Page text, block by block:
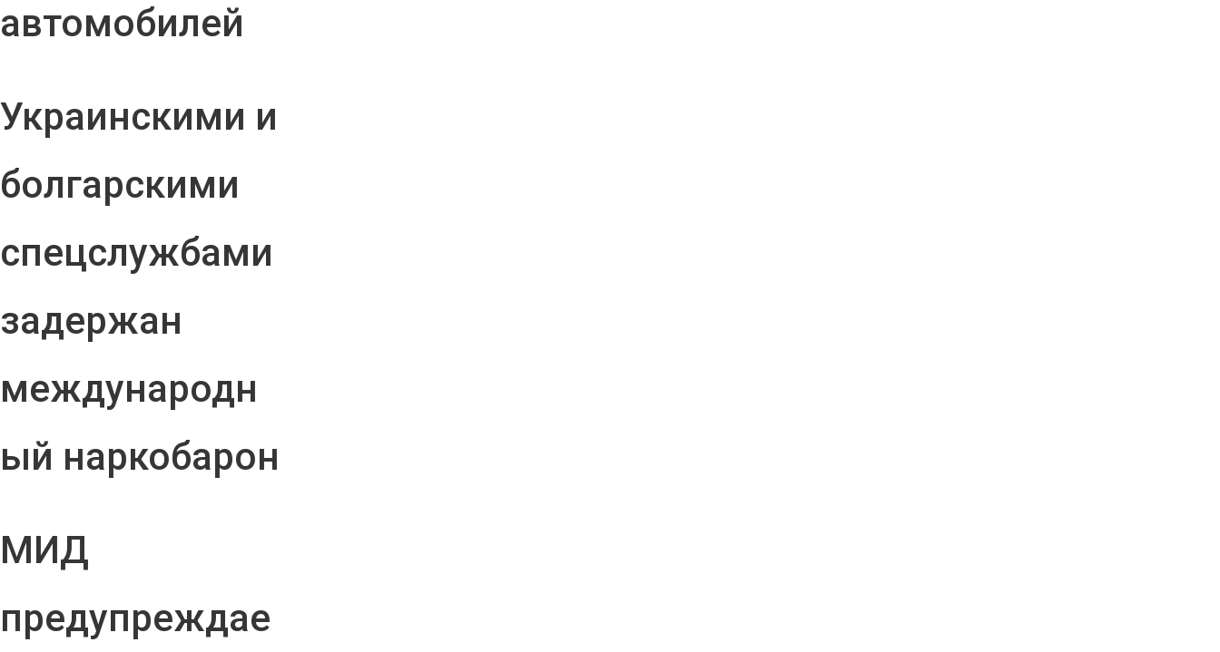
автомобилей
Украинскими и
болгарскими
спецслужбами
задержан
международн
ый наркобарон
МИД
предупреждае